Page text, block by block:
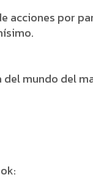
por
mundo del